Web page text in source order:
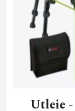
Utleie -